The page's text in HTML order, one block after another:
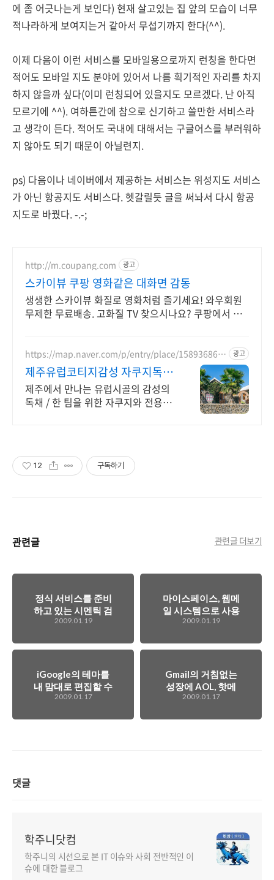
에 좀 어긋나는게 보인다) 현재 살고있는 집 앞의 모습이 너무
적나라하게 보여지는거 같아서 무섭기까지 한다(^^).
이제 다음이 이런 서비스를 모바일용으로까지 런칭을 한다면
적어도 모바일 지도 분야에 있어서 나름 획기적인 자리를 차지
하지 않을까 싶다(이미 런칭되어 있을지도 모르겠다. 난 아직
모르기에 ^^). 여하튼간에 참으로 신기하고 쓸만한 서비스라
고 생각이 든다. 적어도 국내에 대해서는 구글어스를 부러워하
지 않아도 되기 때문이 아닐련지.
ps) 다음이나 네이버에서 제공하는 서비스는 위성지도 서비스
가 아닌 항공지도 서비스다. 헷갈릴듯 글을 써놔서 다시 항공
지도로 바꿨다. -.-;
http://m.coupang.com 광고
스카이뷰 쿠팡 영화같은 대화면 감동
생생한 스카이뷰 화질로 영화처럼 즐기세요! 와우회원
무제한 무료배송. 고화질 TV 찾으시나요? 쿠팡에서 탁
https://map.naver.com/p/entry/place/158936865
광고
제주유럽코티지감성 자쿠지독채
프라이빗 제주여행, 유럽감성
제주에서 만나는 유럽시골의 감성의
독채 / 한 팀을 위한 자쿠지와 전용온
12 구독하기
관련글 관련글 더보기
정식 서비스를 준비
하고 있는 시멘틱 검
색엔진, 큐로보...
2009.01.19
마이스페이스, 웹메
일 시스템으로 사용
자 충성도 결집시
2009.01.19
iGoogle의 테마를
내 맘대로 편집할 수
있게 된다
2009.01.17
Gmail의 거침없는
성장에 AOL, 핫메
일은 긴장할 필요가
2009.01.17
댓글
학주니닷컴
학주니의 시선으로 본 IT 이슈와 사회 전반적인 이
슈에 대한 블로그